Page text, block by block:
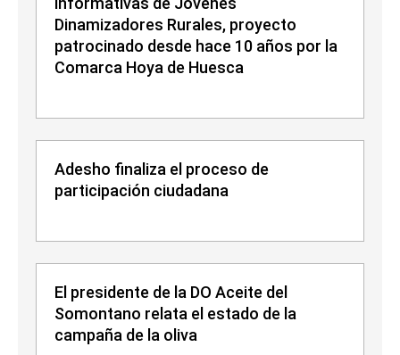
Dinamizadores Rurales, proyecto
patrocinado desde hace 10 años por la
Comarca Hoya de Huesca
Adesho finaliza el proceso de
participación ciudadana
El presidente de la DO Aceite del
Somontano relata el estado de la
campaña de la oliva